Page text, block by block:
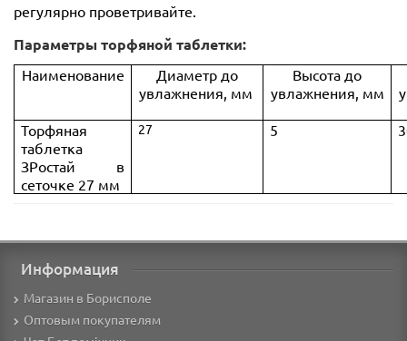
регулярно проветривайте.
Параметры торфяной таблетки:
Наименование
Диаметр до
увлажнения, мм
Высота до
увлажнения, мм
Торфяная
таблетка
ЗРостай в
сеточке 27 мм
27 5
Информация
Магазин в Борисполе
Оптовым покупателям